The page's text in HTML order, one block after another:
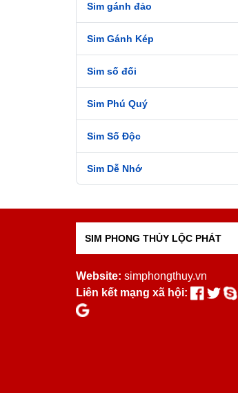
Sim gánh đảo
Sim Gánh Kép
Sim số đối
Sim Phú Quý
Sim Số Độc
Sim Dễ Nhớ
SIM PHONG THỦY LỘC PHÁT
Website: simphongthuy.vn
Liên kết mạng xã hội: